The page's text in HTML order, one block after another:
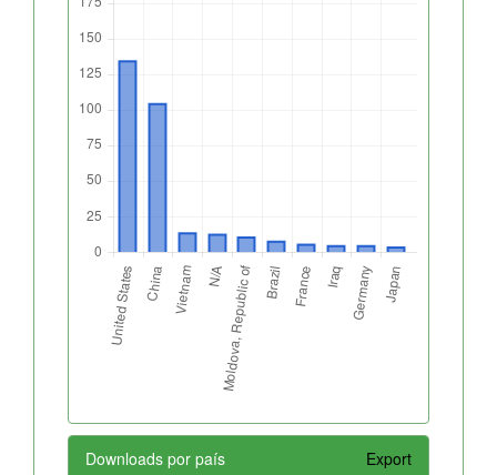
Downloads por país Export